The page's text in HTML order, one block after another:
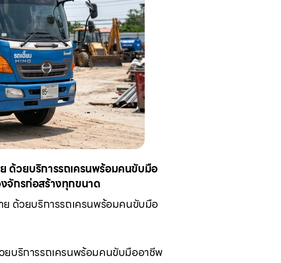
ย ด้วยบริการรถเครนพร้อมคนขับมือ
งจักรก่อสร้างทุกขนาด
ย ด้วยบริการรถเครนพร้อมคนขับมือ
วยบริการรถเครนพร้อมคนขับมืออาชีพ